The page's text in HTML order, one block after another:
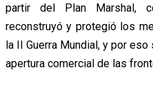
partir del Plan Marshal,
reconstruyó y protegió los
la II Guerra Mundial, y por
apertura comercial de las